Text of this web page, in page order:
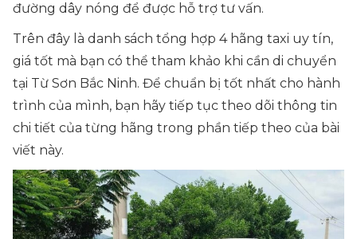
đường dây nóng để được hỗ trợ tư vấn.
Trên đây là danh sách tổng hợp 4 hãng taxi uy tín,
giá tốt mà bạn có thể tham khảo khi cần di chuyển
tại Từ Sơn Bắc Ninh. Để chuẩn bị tốt nhất cho hành
trình của mình, bạn hãy tiếp tục theo dõi thông tin
chi tiết của từng hãng trong phần tiếp theo của bài
viết này.